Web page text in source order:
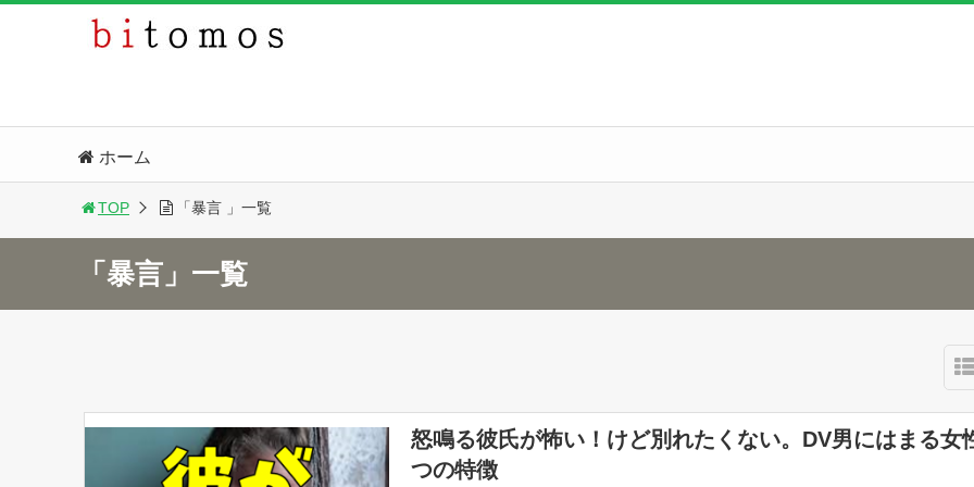
ホーム
TOP 「暴言 」一覧
「暴言」一覧
怒鳴る彼氏が怖い！けど別れたくない。DV男にはまる女
つの特徴